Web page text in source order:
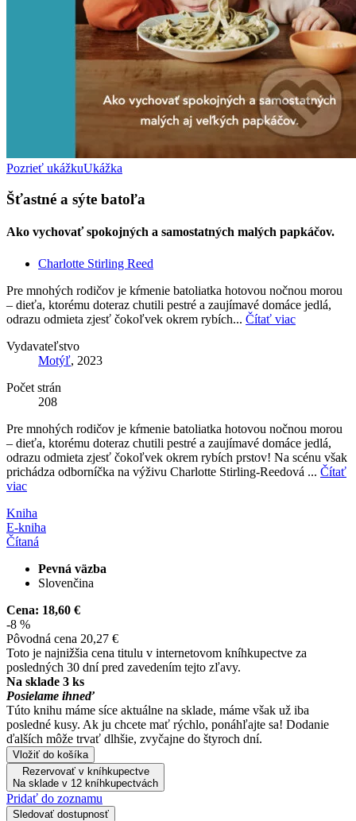
Pozrieť ukážkuUkážka
Šťastné a sýte batoľa
Ako vychovať spokojných a samostatných malých papkáčov.
Charlotte Stirling Reed
Pre mnohých rodičov je kŕmenie batoliatka hotovou nočnou morou
– dieťa, ktorému doteraz chutili pestré a zaujímavé domáce jedlá,
odrazu odmieta zjesť čokoľvek okrem rybích... Čítať viac
Vydavateľstvo
Motýľ, 2023
Počet strán
208
Pre mnohých rodičov je kŕmenie batoliatka hotovou nočnou morou
– dieťa, ktorému doteraz chutili pestré a zaujímavé domáce jedlá,
odrazu odmieta zjesť čokoľvek okrem rybích prstov! Na scénu však
prichádza odborníčka na výživu Charlotte Stirling-Reedová ... Čítať
viac
Kniha
E-kniha
Čítaná
Pevná väzba
Slovenčina
Cena: 18,60 €
-8 %
Pôvodná cena 20,27 €
Toto je najnižšia cena titulu v internetovom kníhkupectve za
posledných 30 dní pred zavedením tejto zľavy.
Na sklade 3 ks
Posielame ihneď
Túto knihu máme síce aktuálne na sklade, máme však už iba
posledné kusy. Ak ju chcete mať rýchlo, ponáhľajte sa! Dodanie
ďalších môže trvať dlhšie, zvyčajne do štyroch dní.
Vložiť do košíka
Rezervovať v kníhkupectve
Na sklade v 12 kníhkupectvách
Pridať do zoznamu
Sledovať dostupnosť